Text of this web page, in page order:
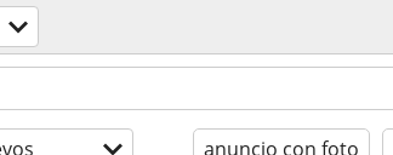
anuncio con foto